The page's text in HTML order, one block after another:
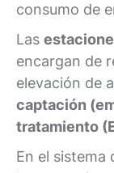
consumo de
Las
encargan de
elevación de
captación
tratamiento
En el sistema